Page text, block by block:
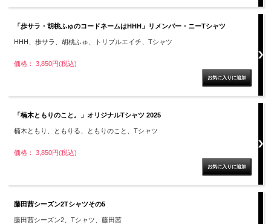
「歩サラ・胡桃ふゅのコードネームはHHH」リメンバー・ニーTシャツ
HHH、歩サラ、胡桃ふゅ、トリプルエイチ、Tシャツ
価格： 3,850円(税込)
「楠木ともりのこと。」オリジナルTシャツ 2025
楠木ともり、ともりる、ともりのこと、Tシャツ
価格： 3,850円(税込)
藤田茜シーズン2Tシャツその5
藤田茜シーズン2、Tシャツ、藤田茜